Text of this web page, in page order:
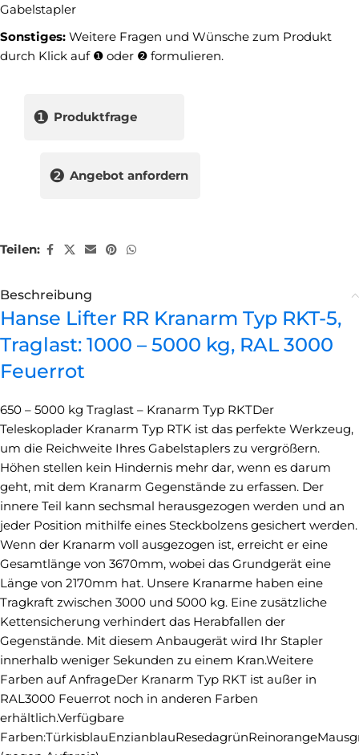
Gabelstapler
Sonstiges: Weitere Fragen und Wünsche zum Produkt
durch Klick auf ❶ oder ❷ formulieren.
❶ Produktfrage
❷ Angebot anfordern
Teilen:
Beschreibung
Hanse Lifter RR Kranarm Typ RKT-5,
Traglast: 1000 – 5000 kg, RAL 3000
Feuerrot
650 – 5000 kg Traglast – Kranarm Typ RKTDer
Teleskoplader Kranarm Typ RTK ist das perfekte Werkzeug,
um die Reichweite Ihres Gabelstaplers zu vergrößern.
Höhen stellen kein Hindernis mehr dar, wenn es darum
geht, mit dem Kranarm Gegenstände zu erfassen. Der
innere Teil kann sechsmal herausgezogen werden und an
jeder Position mithilfe eines Steckbolzens gesichert werden.
Wenn der Kranarm voll ausgezogen ist, erreicht er eine
Gesamtlänge von 3670mm, wobei das Grundgerät eine
Länge von 2170mm hat. Unsere Kranarme haben eine
Tragkraft zwischen 3000 und 5000 kg. Eine zusätzliche
Kettensicherung verhindert das Herabfallen der
Gegenstände. Mit diesem Anbaugerät wird Ihr Stapler
innerhalb weniger Sekunden zu einem Kran.Weitere
Farben auf AnfrageDer Kranarm Typ RKT ist außer in
RAL3000 Feuerrot noch in anderen Farben
erhältlich.Verfügbare